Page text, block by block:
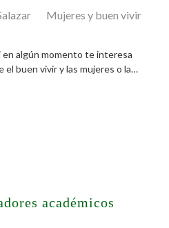
Mujeres y buen vivir
algún momento te interesa
buen vivir y las mujeres o la…
académicos